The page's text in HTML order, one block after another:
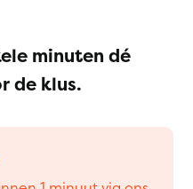
minuten dé
de klus.